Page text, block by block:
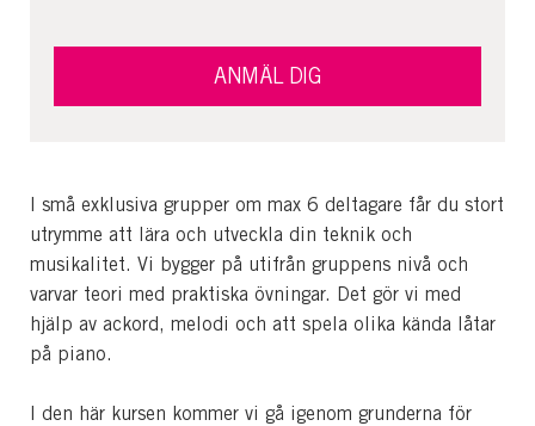
I små exklusiva grupper om max 6 deltagare får du stort
utrymme att lära och utveckla din teknik och
musikalitet. Vi bygger på utifrån gruppens nivå och
varvar teori med praktiska övningar. Det gör vi med
hjälp av ackord, melodi och att spela olika kända låtar
på piano.
I den här kursen kommer vi gå igenom grunderna för
ANMÄL DIG